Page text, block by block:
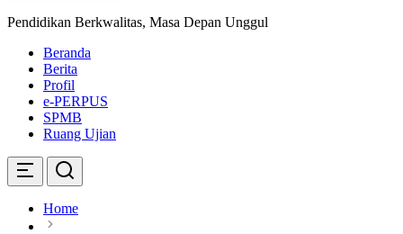
Pendidikan Berkwalitas, Masa Depan Unggul
Beranda
Berita
Profil
e-PERPUS
SPMB
Ruang Ujian
Home